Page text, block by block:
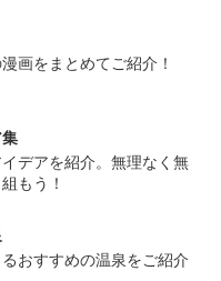
画をまとめてご紹介！
デアを紹介。無理なく無
もう！
おすすめの温泉をご紹介